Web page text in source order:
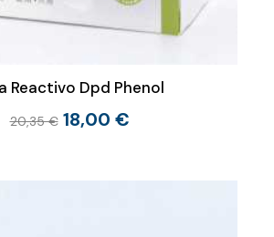
Reactivo Dpd Phenol
20,35 € 18,00 €